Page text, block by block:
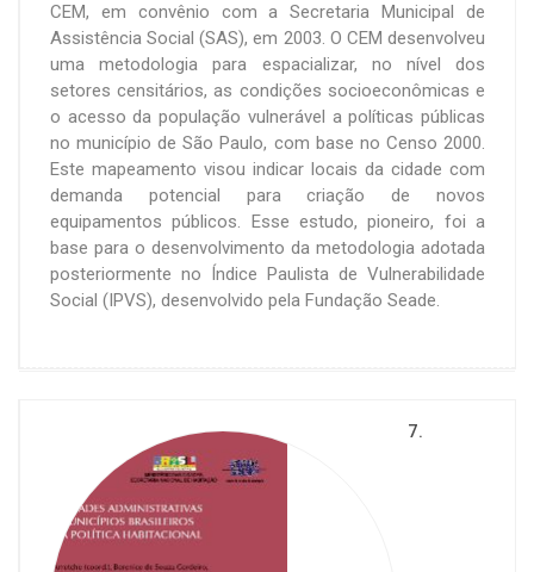
CEM, em convênio com a Secretaria Municipal de
Assistência Social (SAS), em 2003. O CEM desenvolveu
uma metodologia para espacializar, no nível dos
setores censitários, as condições socioeconômicas e
o acesso da população vulnerável a políticas públicas
no município de São Paulo, com base no Censo 2000.
Este mapeamento visou indicar locais da cidade com
demanda potencial para criação de novos
equipamentos públicos. Esse estudo, pioneiro, foi a
base para o desenvolvimento da metodologia adotada
posteriormente no Índice Paulista de Vulnerabilidade
Social (IPVS), desenvolvido pela Fundação Seade.
7.